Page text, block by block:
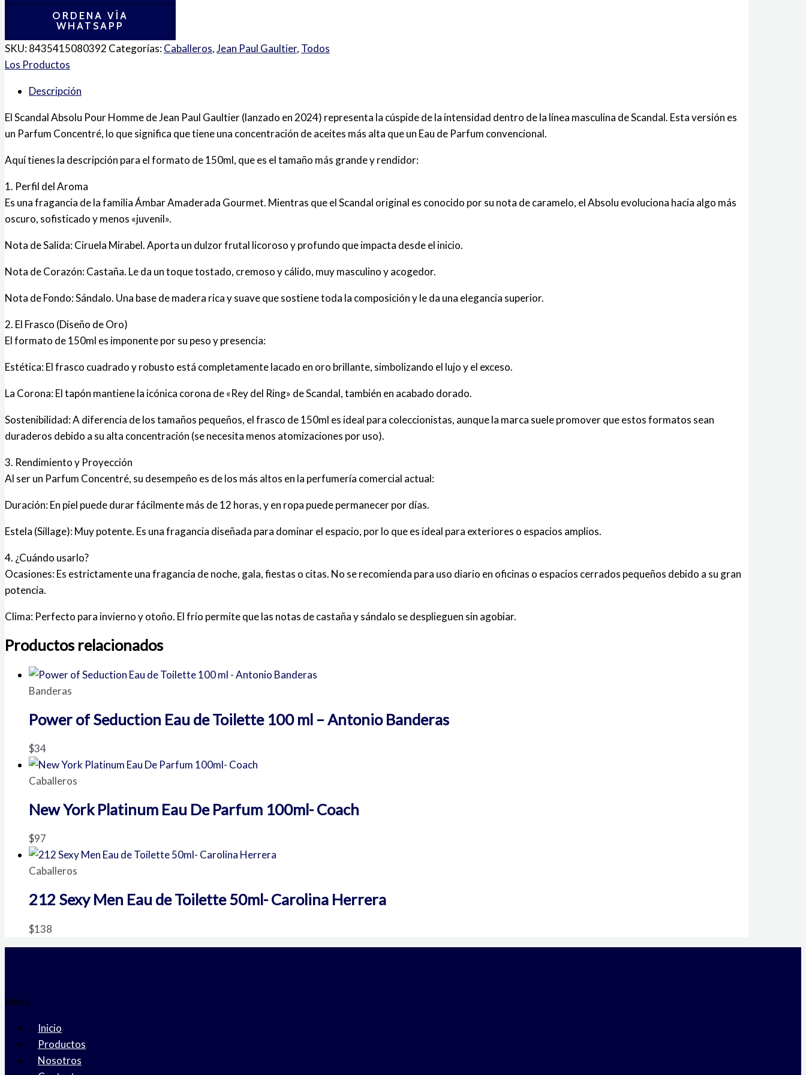
ORDENA VÍA
WHATSAPP
SKU:8435415080392 Categorías:Caballeros,Jean Paul Gaultier, Todos
Los Productos
Descripción
El Scandal Absolu Pour Homme de Jean Paul Gaultier (lanzado en 2024) representa la cúspide de la intensidad dentro de la línea masculina de Scandal. Esta versión es
un Parfum Concentré, lo que significa que tiene una concentración de aceites más alta que un Eau de Parfum convencional.
Aquí tienes la descripción para el formato de 150ml, que es el tamaño más grande y rendidor:
1. Perfil del Aroma
Es una fragancia de la familia Ámbar Amaderada Gourmet. Mientras que el Scandal original es conocido por su nota de caramelo, el Absolu evoluciona hacia algo más
oscuro, sofisticado y menos «juvenil».
Nota de Salida: Ciruela Mirabel. Aporta un dulzor frutal licoroso y profundo que impacta desde el inicio.
Nota de Corazón: Castaña. Le da un toque tostado, cremoso y cálido, muy masculino y acogedor.
Nota de Fondo: Sándalo. Una base de madera rica y suave que sostiene toda la composición y le da una elegancia superior.
2. El Frasco (Diseño de Oro)
El formato de 150ml es imponente por su peso y presencia:
Estética: El frasco cuadrado y robusto está completamente lacado en oro brillante, simbolizando el lujo y el exceso.
La Corona: El tapón mantiene la icónica corona de «Rey del Ring» de Scandal, también en acabado dorado.
Sostenibilidad: A diferencia de los tamaños pequeños, el frasco de 150ml es ideal para coleccionistas, aunque la marca suele promover que estos formatos sean
duraderos debido a su alta concentración (se necesita menos atomizaciones por uso).
3. Rendimiento y Proyección
Al ser un Parfum Concentré, su desempeño es de los más altos en la perfumería comercial actual:
Duración: En piel puede durar fácilmente más de 12 horas, y en ropa puede permanecer por días.
Estela (Sillage): Muy potente. Es una fragancia diseñada para dominar el espacio, por lo que es ideal para exteriores o espacios amplios.
4. ¿Cuándo usarlo?
Ocasiones: Es estrictamente una fragancia de noche, gala, fiestas o citas. No se recomienda para uso diario en oficinas o espacios cerrados pequeños debido a su gran
potencia.
Clima: Perfecto para invierno y otoño. El frío permite que las notas de castaña y sándalo se desplieguen sin agobiar.
Productos relacionados
Banderas
Power of Seduction Eau de Toilette 100 ml – Antonio Banderas
$34
Caballeros
New York Platinum Eau De Parfum 100ml- Coach
$97
Caballeros
212 Sexy Men Eau de Toilette 50ml- Carolina Herrera
$138
Menú
Inicio
Productos
Nosotros